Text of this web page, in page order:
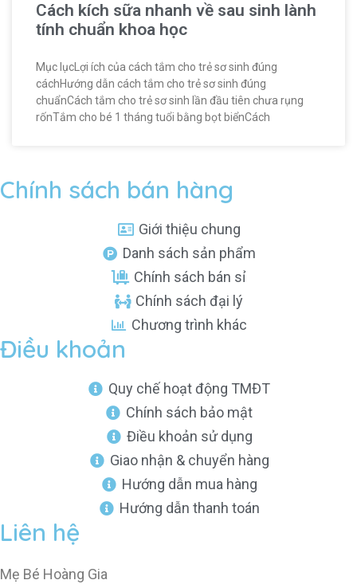
Cách kích sữa nhanh về sau sinh lành
tính chuẩn khoa học
Mục lụcLợi ích của cách tắm cho trẻ sơ sinh đúng
cáchHướng dẫn cách tắm cho trẻ sơ sinh đúng
chuẩnCách tắm cho trẻ sơ sinh lần đầu tiên chưa rụng
rốnTắm cho bé 1 tháng tuổi bằng bọt biểnCách
Chính sách bán hàng
Giới thiệu chung
Danh sách sản phẩm
Chính sách bán sỉ
Chính sách đại lý
Chương trình khác
Điều khoản
Quy chế hoạt động TMĐT
Chính sách bảo mật
Điều khoản sử dụng
Giao nhận & chuyển hàng
Hướng dẫn mua hàng
Hướng dẫn thanh toán
Liên hệ
Mẹ Bé Hoàng Gia